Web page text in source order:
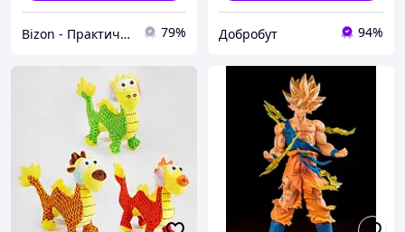
Bizon - Практичні рішення для дому та саду! 79% Добробут 94%